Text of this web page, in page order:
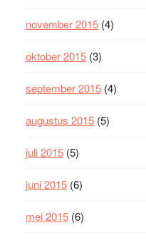
november 2015(4)
oktober 2015(3)
september 2015(4)
augustus 2015(5)
juli 2015(5)
juni 2015(6)
mei 2015(6)